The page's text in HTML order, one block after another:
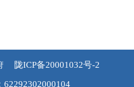
陇ICP备20001032号-2